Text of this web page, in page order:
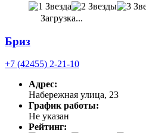
Загрузка...
Бриз
+7 (42455) 2-21-10
Адрес:
Набережная улица, 23
График работы:
Не указан
Рейтинг: